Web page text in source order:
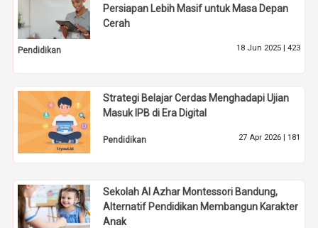
Persiapan Lebih Masif untuk Masa Depan
Cerah
Pendidikan 18 Jun 2025 | 423
Strategi Belajar Cerdas Menghadapi Ujian
Masuk IPB di Era Digital
Pendidikan 27 Apr 2026 | 181
Sekolah Al Azhar Montessori Bandung,
Alternatif Pendidikan Membangun Karakter
Anak